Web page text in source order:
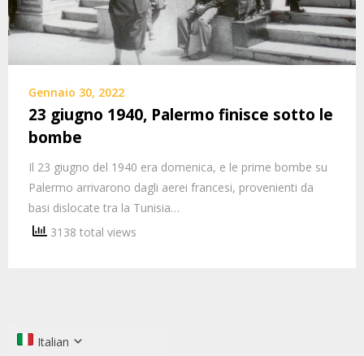
Gennaio 30, 2022
23 giugno 1940, Palermo finisce sotto le
bombe
Il 23 giugno del 1940 era domenica, e le prime bombe su
Palermo arrivarono dagli aerei francesi, provenienti da
basi dislocate tra la Tunisia…
3138 total views
Italian